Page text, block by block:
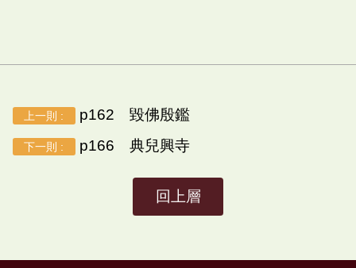
上一則 : p162 毀佛殷鑑
下一則 : p166 典兒興寺
回上層